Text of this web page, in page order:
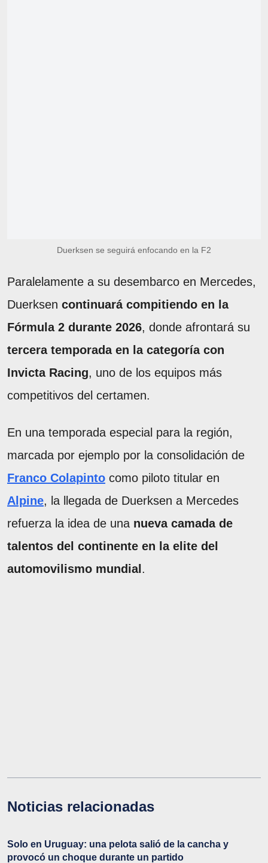
Duerksen se seguirá enfocando en la F2
Paralelamente a su desembarco en Mercedes,
Duerksen continuará compitiendo en la
Fórmula 2 durante 2026, donde afrontará su
tercera temporada en la categoría con
Invicta Racing, uno de los equipos más
competitivos del certamen.
En una temporada especial para la región,
marcada por ejemplo por la consolidación de
Franco Colapinto como piloto titular en
Alpine, la llegada de Duerksen a Mercedes
refuerza la idea de una nueva camada de
talentos del continente en la elite del
automovilismo mundial .
Noticias relacionadas
Solo en Uruguay: una pelota salió de la cancha y
provocó un choque durante un partido